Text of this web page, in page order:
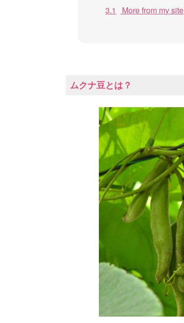
3.1
More from my site
ムクナ豆とは？